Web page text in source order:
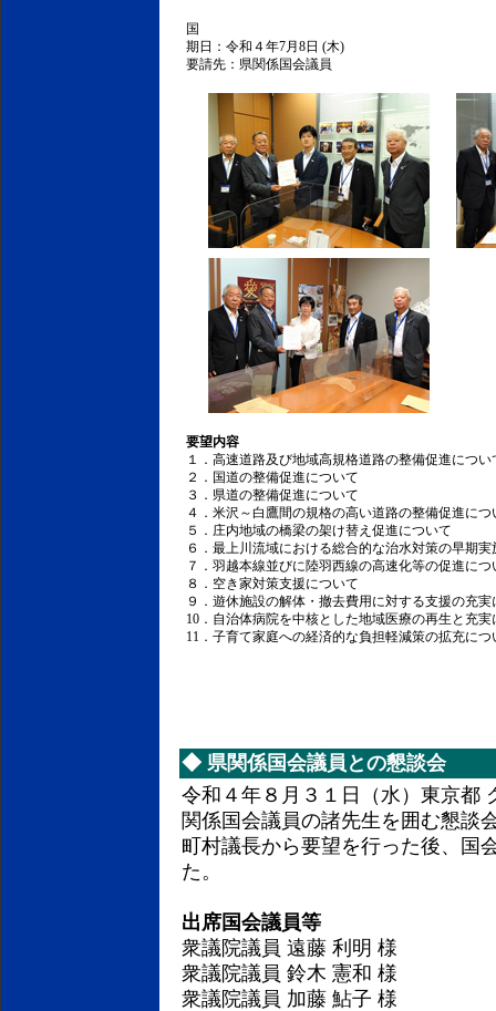
国
期日：令和４年7月8日 (木)
要請先：県関係国会議員
要望内容
１．高速道路及び地域高規格道路の整備促進につい
２．国道の整備促進について
３．県道の整備促進について
４．米沢～白鷹間の規格の高い道路の整備促進につ
５．庄内地域の橋梁の架け替え促進について
６．最上川流域における総合的な治水対策の早期
７．羽越本線並びに陸羽西線の高速化等の促進につ
８．空き家対策支援について
９．遊休施設の解体・撤去費用に対する支援の充実
10．自治体病院を中核とした地域医療の再生と充
11．子育て家庭への経済的な負担軽減策の拡充につ
◆ 県関係国会議員との懇談会
令和４年８月３１日（水）東京都
関係国会議員の諸先生を囲む懇談
町村議長から要望を行った後、国
た。
出席国会議員等
衆議院議員 遠藤 利明 様
衆議院議員 鈴木 憲和 様
衆議院議員 加藤 鮎子 様